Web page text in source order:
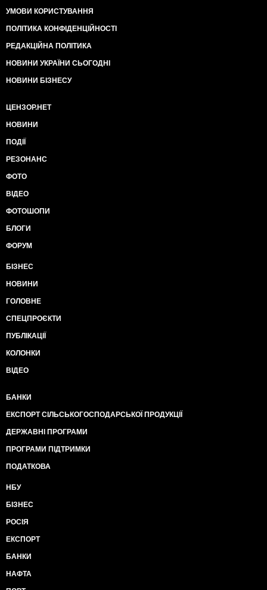
УМОВИ КОРИСТУВАННЯ
ПОЛІТИКА КОНФІДЕНЦІЙНОСТІ
РЕДАКЦІЙНА ПОЛІТИКА
НОВИНИ УКРАЇНИ СЬОГОДНІ
НОВИНИ БІЗНЕСУ
ЦЕНЗОР.НЕТ
НОВИНИ
ПОДІЇ
РЕЗОНАНС
ФОТО
ВІДЕО
ФОТОШОПИ
БЛОГИ
ФОРУМ
БІЗНЕС
НОВИНИ
ГОЛОВНЕ
СПЕЦПРОЄКТИ
ПУБЛІКАЦІЇ
КОЛОНКИ
ВІДЕО
БАНКИ
ЕКСПОРТ СІЛЬСЬКОГОСПОДАРСЬКОЇ ПРОДУКЦІЇ
ДЕРЖАВНІ ПРОГРАМИ
ПРОГРАМИ ПІДТРИМКИ
ПОДАТКОВА
НБУ
БІЗНЕС
РОСІЯ
ЕКСПОРТ
БАНКИ
НАФТА